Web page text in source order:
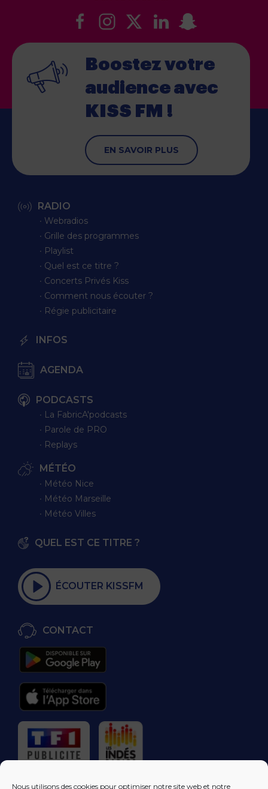
Nous utilisons des cookies pour optimiser notre site web et notre
Boostez votre
audience avec
KISS FM !
EN SAVOIR PLUS
RADIO
∙ Webradios
∙ Grille des programmes
∙ Playlist
∙ Quel est ce titre ?
∙ Concerts Privés Kiss
∙ Comment nous écouter ?
∙ Régie publicitaire
INFOS
AGENDA
PODCASTS
∙ La FabricA'podcasts
∙ Parole de PRO
∙ Replays
MÉTÉO
∙ Météo Nice
∙ Météo Marseille
∙ Météo Villes
QUEL EST CE TITRE ?
ÉCOUTER KISSFM
CONTACT
RÉGIE PUBLICITAIRE